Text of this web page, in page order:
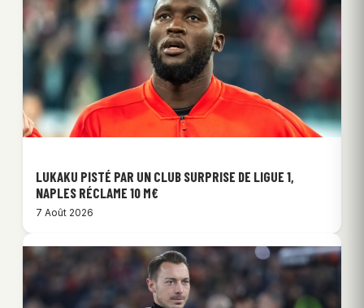
LUKAKU PISTÉ PAR UN CLUB SURPRISE DE LIGUE 1,
NAPLES RÉCLAME 10 M€
7 Août 2026